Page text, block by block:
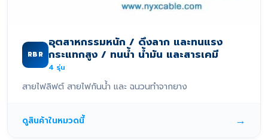
RBR
อุตสาหกรรมหนัก / ดึงลาก และทนแรง
กระแทกสูง / ทนน้ำ น้ำมัน และสารเคมี
4 รุ่น
สายไฟลิฟต์ สายไฟกันน้ำ และ ฉนวนทำจากยาง
ดูสินค้าในหมวดนี้ →